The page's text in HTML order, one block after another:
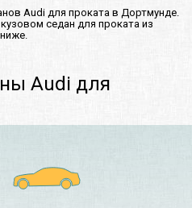
Audi для проката в Дортмунде.
седан для проката из
Audi для